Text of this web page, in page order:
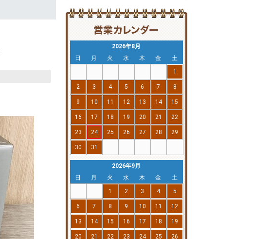
2026年8月
日
月 火 水 木 金
土
1
2 3 4 5 6 7 8
9 10 11 12 13 14 15
16 17 18 19 20 21 22
23 24 25 26 27 28 29
30 31
2026年9月
日
月 火 水 木 金
土
1
2 3 4 5
6 7 8 9 10 11 12
13 14 15 16 17 18 19
20 21 22 23 24 25 26